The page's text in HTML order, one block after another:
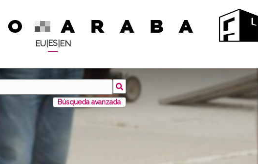
EU| ES| EN
Búsqueda avanzada